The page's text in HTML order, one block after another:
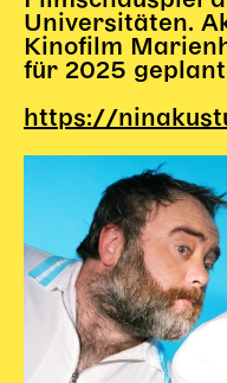
Kinder Kunst
Workshops
Kinder-Redaktion
Junge Kunst
Next Generation
Angewandte +
MAGMA 25/26
Dramaturgie + Stadt
Theaterwerkstätten
Universitäten.
Kinofilm
für 2025
https://